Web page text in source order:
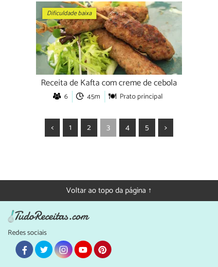
Dificuldade baixa
Receita de Kafta com creme de cebola
6 45m Prato principal
< 1 2 3 4 5 >
Voltar ao topo da página ↑
Redes sociais